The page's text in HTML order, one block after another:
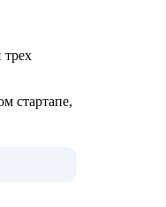
трех
стартапе,